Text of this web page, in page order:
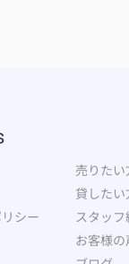
売りたい
貸したい
シー
スタッ
お客様の